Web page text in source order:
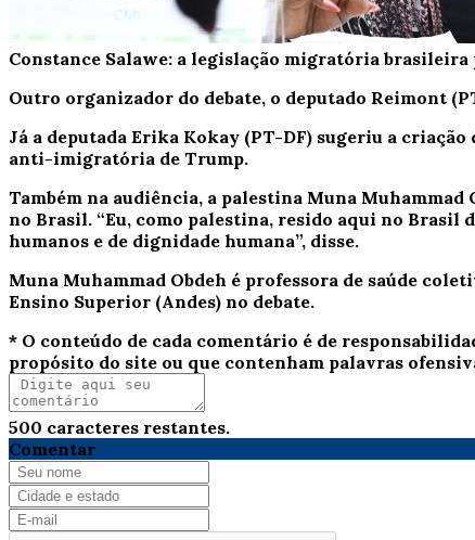
Constance Salawe: a legislação migratória
Outro organizador do debate, o deputado Reimont
Já a deputada Erika Kokay (PT-DF) sugeriu a
anti-imigratória de Trump.
Também na audiência, a palestina Muna
no Brasil. “Eu, como palestina, resido aqui no Brasil
humanos e de dignidade humana”, disse.
Muna Muhammad Obdeh é professora de saúde
Ensino Superior (Andes) no debate.
* O conteúdo de cada comentário é de
propósito do site ou que contenham palavras
500 caracteres restantes.
Comentar